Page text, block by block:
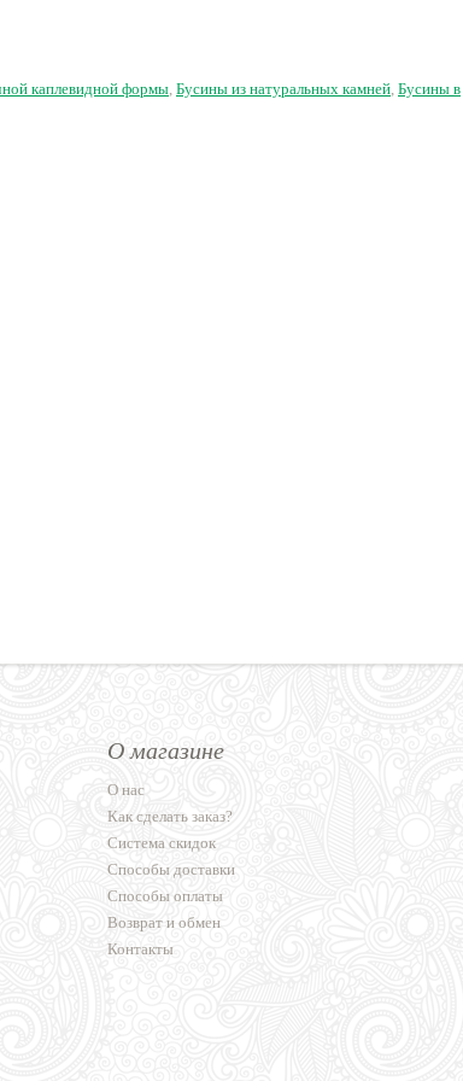
каплевидной формы, Бусины из натуральных камней, Бусины в
О магазине
О нас
Как сделать заказ?
Система скидок
Способы доставки
Способы оплаты
Возврат и обмен
Контакты